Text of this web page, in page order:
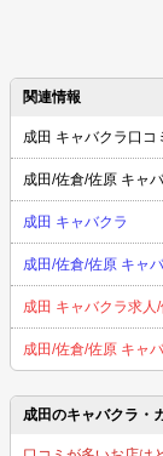
関連情報
成田 キャバクラ口コ
成田/佐倉/佐原 キャ
成田 キャバクラ
成田/佐倉/佐原 キャ
成田 キャバクラ求人/
成田/佐倉/佐原 キャ
成田のキャバクラ・